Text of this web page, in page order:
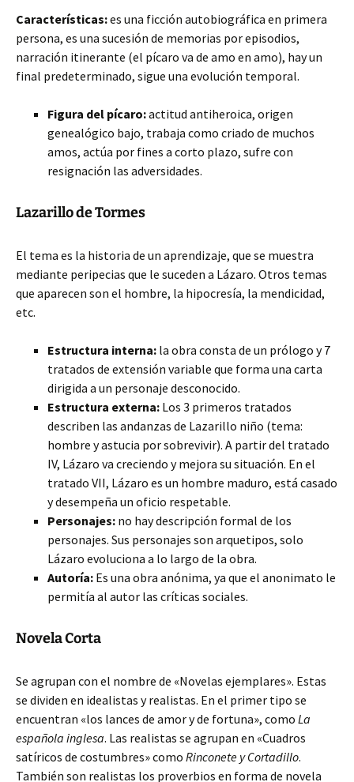
Características:es una ficción autobiográfica en primera
persona, es una sucesión de memorias por episodios,
narración itinerante (el pícaro va de amo en amo), hay un
final predeterminado, sigue una evolución temporal.
Figura del pícaro:actitud antiheroica, origen
genealógico bajo, trabaja como criado de muchos
amos, actúa por fines a corto plazo, sufre con
resignación las adversidades.
Lazarillo de Tormes
El tema es la historia de un aprendizaje, que se muestra
mediante peripecias que le suceden a Lázaro. Otros temas
que aparecen son el hombre, la hipocresía, la mendicidad,
etc.
Estructura interna: la obra consta de un prólogo y 7
tratados de extensión variable que forma una carta
dirigida a un personaje desconocido.
Estructura externa: Los 3 primeros tratados
describen las andanzas de Lazarillo niño (tema:
hombre y astucia por sobrevivir). A partir del tratado
IV, Lázaro va creciendo y mejora su situación. En el
tratado VII, Lázaro es un hombre maduro, está casado
y desempeña un oficio respetable.
Personajes: no hay descripción formal de los
personajes. Sus personajes son arquetipos, solo
Lázaro evoluciona a lo largo de la obra.
Autoría: Es una obra anónima, ya que el anonimato le
permitía al autor las críticas sociales.
Novela Corta
Se agrupan con el nombre de «Novelas ejemplares». Estas
se dividen en idealistas y realistas. En el primer tipo se
encuentran «los lances de amor y de fortuna», como La
española inglesa. Las realistas se agrupan en «Cuadros
satíricos de costumbres» como Rinconete y Cortadillo.
También son realistas los proverbios en forma de novela